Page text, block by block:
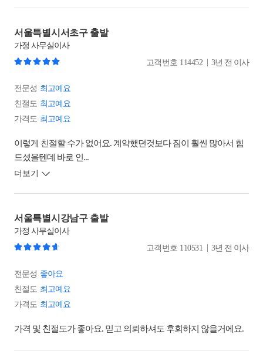
서울특별시서초구 출발
가정 사무실이사
고객번호 114452 3년 전 이사
전문성 최고예요
친절도 최고예요
가격도 최고예요
이렇게 친절할 수가 없어요. 계약했던것보다 짐이 훨씬 많아서 힘
드셨을텐데 바로 인...
더보기
서울특별시강남구 출발
가정 사무실이사
고객번호 110531 3년 전 이사
전문성 좋아요
친절도 최고예요
가격도 최고예요
가격 및 친절도가 좋아요. 믿고 의뢰하셔도 후회하지 않을거에요.